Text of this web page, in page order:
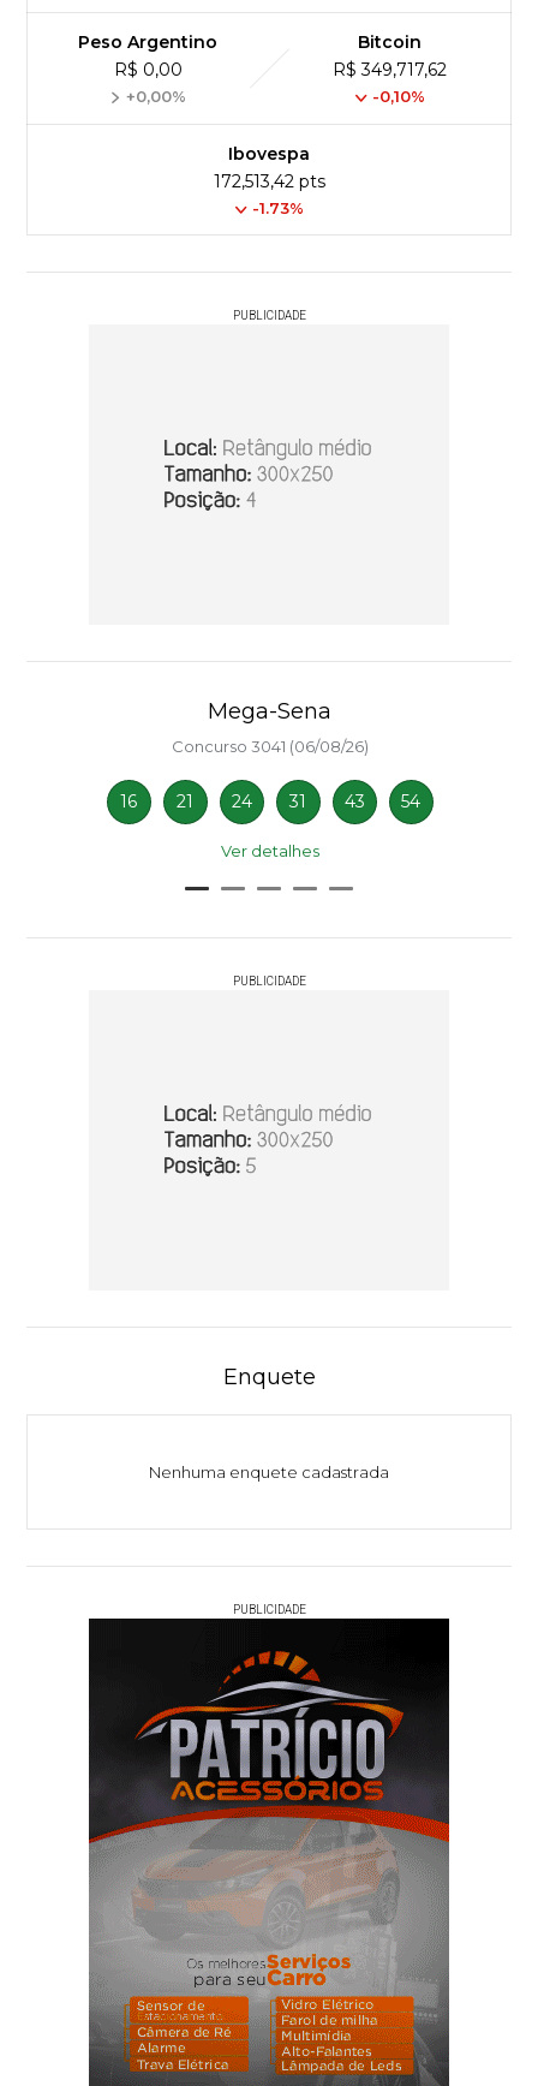
Peso Argentino
R$ 0,00
+0,00%
Bitcoin
R$ 349,717,62
-0,10%
Ibovespa
172,513,42 pts
-1.73%
PUBLICIDADE
Mega-Sena
Concurso 3041 (06/08/26)
16 21 24 31 43 54
Ver detalhes
PUBLICIDADE
Enquete
Nenhuma enquete cadastrada
PUBLICIDADE